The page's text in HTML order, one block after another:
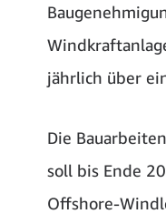
jährlich über
Die
soll bis Ende
Offshore-